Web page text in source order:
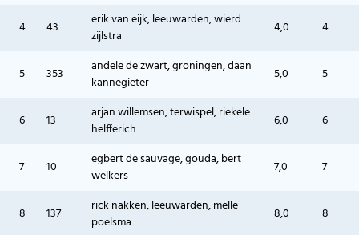
4 43
erik van eijk, leeuwarden, wierd
zijlstra
4,0 4
5 353
andele de zwart, groningen, daan
kannegieter
5,0 5
6 13
arjan willemsen, terwispel, riekele
helfferich
6,0 6
7 10
egbert de sauvage, gouda, bert
welkers
7,0 7
8 137
rick nakken, leeuwarden, melle
poelsma
8,0 8